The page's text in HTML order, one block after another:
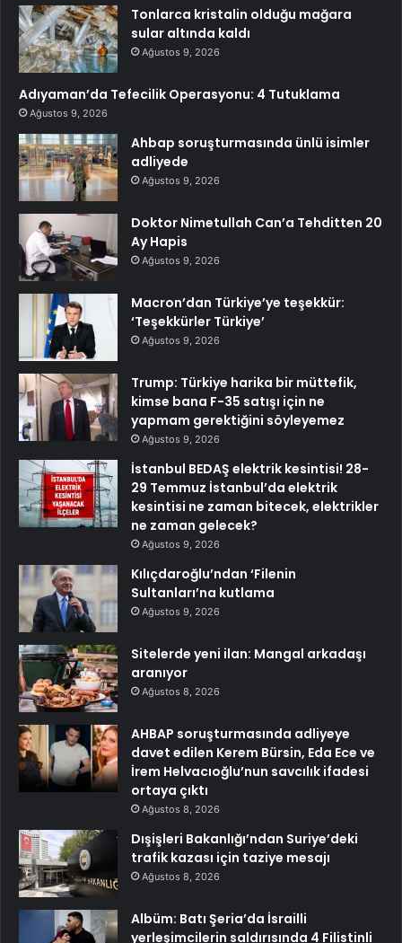
Tonlarca kristalin olduğu mağara
sular altında kaldı
Ağustos 9, 2026
Adıyaman’da Tefecilik Operasyonu: 4 Tutuklama
Ağustos 9, 2026
Ahbap soruşturmasında ünlü isimler
adliyede
Ağustos 9, 2026
Doktor Nimetullah Can’a Tehditten 20
Ay Hapis
Ağustos 9, 2026
Macron’dan Türkiye’ye teşekkür:
‘Teşekkürler Türkiye’
Ağustos 9, 2026
Trump: Türkiye harika bir müttefik,
kimse bana F-35 satışı için ne
yapmam gerektiğini söyleyemez
Ağustos 9, 2026
İstanbul BEDAŞ elektrik kesintisi! 28-
29 Temmuz İstanbul’da elektrik
kesintisi ne zaman bitecek, elektrikler
ne zaman gelecek?
Ağustos 9, 2026
Kılıçdaroğlu’ndan ‘Filenin
Sultanları’na kutlama
Ağustos 9, 2026
Sitelerde yeni ilan: Mangal arkadaşı
aranıyor
Ağustos 8, 2026
AHBAP soruşturmasında adliyeye
davet edilen Kerem Bürsin, Eda Ece ve
İrem Helvacıoğlu’nun savcılık ifadesi
ortaya çıktı
Ağustos 8, 2026
Dışişleri Bakanlığı’ndan Suriye’deki
trafik kazası için taziye mesajı
Ağustos 8, 2026
Albüm: Batı Şeria’da İsrailli
yerleşimcilerin saldırısında 4 Filistinli